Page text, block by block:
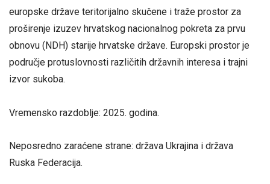
europske države teritorijalno skučene i traže prostor za
proširenje izuzev hrvatskog nacionalnog pokreta za prvu
obnovu (NDH) starije hrvatske države. Europski prostor je
područje protuslovnosti različitih državnih interesa i trajni
izvor sukoba.
Vremensko razdoblje: 2025. godina.
Neposredno zaraćene strane: država Ukrajina i država
Ruska Federacija.